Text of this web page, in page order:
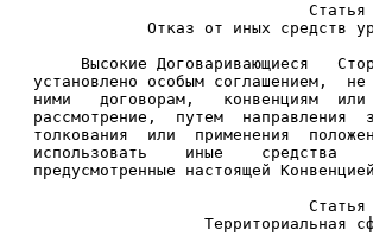
Статья
Отказ от иных средств
Высокие Договаривающиеся
установлено особым соглашением,
ними   договорам,   конвенциям
рассмотрение,  путем
толкования  или  применения
использовать    иные    средства
предусмотренные настоящей
Статья
Территориальная